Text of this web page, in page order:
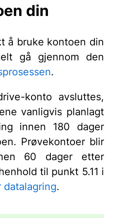
din
å bruke kontoen din
gå gjennom den
.
konto avsluttes,
vanligvis planlagt
innen 180 dager
Prøvekontoer blir
60 dager etter
til punkt 5.11 i
.